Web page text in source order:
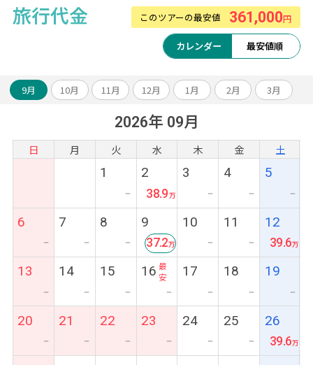
◯。☆TSJのフィジーツアーの魅力☆。◯
◆現地空港到着時は安心の日本語ガイドがお
安心♪
までご相談ください！
旅行代金 このツアーの最安値 361,000円
カレンダー 最安値順
9月 10月 11月 12月 1月 2月 3月
2026年 09月
日 月 火 水 木 金 土
1
ー
2
38.9
3
ー
4
ー
5
ー
6
ー
7
ー
8
ー
9
最
安
37.2
10
ー
11
ー
12
39.6
13
ー
14
ー
15
ー
16
ー
17
ー
18
ー
19
ー
20
ー
21
ー
22
ー
23
ー
24
ー
25
ー
26
39.6